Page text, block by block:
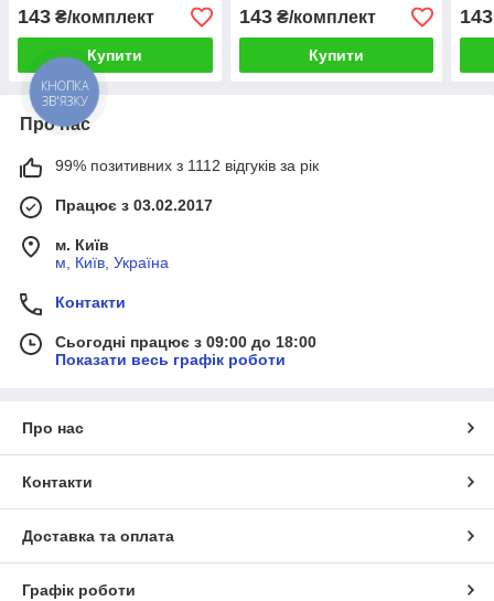
клапаном
143 ₴/комплект
Купити
5,5 мм, з антидренажним
клапаном
143₴/комплект
Купити
143
Про нас
99% позитивних з 1112 відгуків за рік
Працює з 03.02.2017
м. Київ
м, Київ, Україна
Контакти
Сьогодні працює з 09:00 до 18:00
Показати весь графік роботи
Про нас
Контакти
Доставка та оплата
Графік роботи
КНОПКА
ЗВ'ЯЗКУ